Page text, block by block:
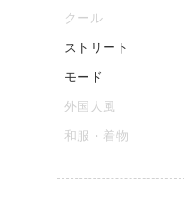
クール
ストリート
モード
外国人風
和服・着物